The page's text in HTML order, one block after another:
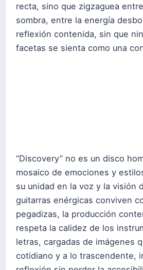
recta, sino que zigzaguea
sombra, entre la energía
reflexión contenida, sin que
facetas se sienta como una
“Discovery” no es un disco
mosaico de emociones y
su unidad en la voz y la visión
guitarras enérgicas conviven
pegadizas, la producción
respeta la calidez de los
letras, cargadas de imágenes
cotidiano y a lo trascendente,